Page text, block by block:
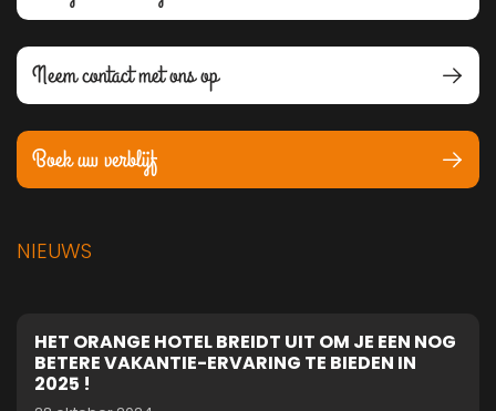
Neem contact met ons op
Boek uw verblijf
NIEUWS
HET ORANGE HOTEL BREIDT UIT OM JE EEN NOG
BETERE VAKANTIE-ERVARING TE BIEDEN IN
2025 !